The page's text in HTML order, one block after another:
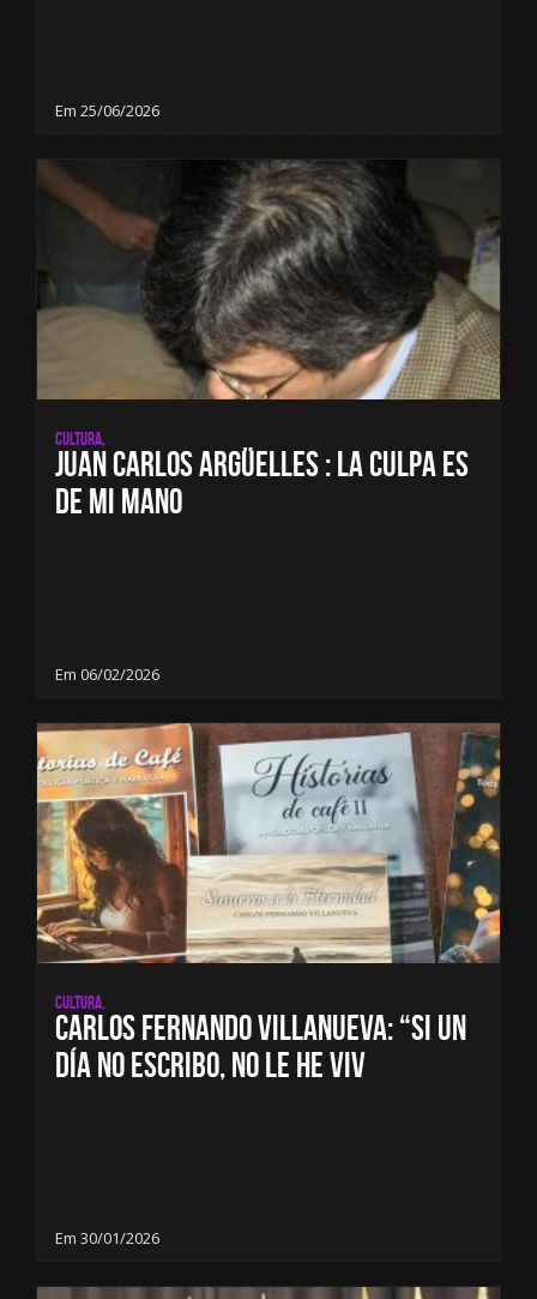
Em 25/06/2026
Cultura,
Juan Carlos Argüelles : LA CULPA ES
DE MI MANO
Em 06/02/2026
Cultura,
Carlos Fernando Villanueva: “Si un
día no escribo, no le he viv
Em 30/01/2026